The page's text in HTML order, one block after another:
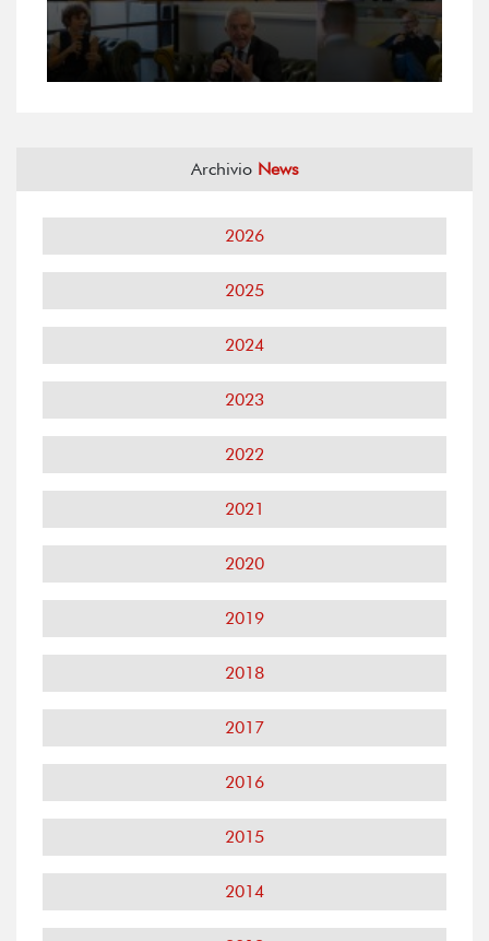
Archivio News
2026
2025
2024
2023
2022
2021
2020
2019
2018
2017
2016
2015
2014